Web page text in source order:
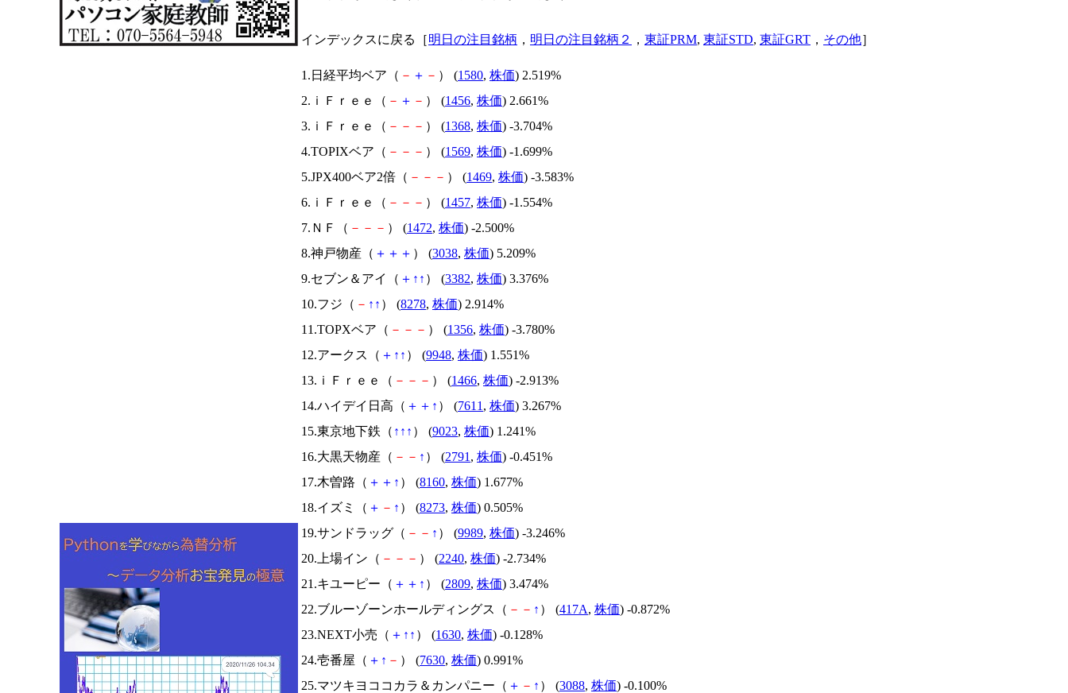
インデックスに戻る［明日の注目銘柄 ， 明日の注目銘柄２ ， 東証PRM, 東証STD, 東証GRT ， その他］
1.日経平均ベア（ － ＋ － ） (1580, 株価) 2.519%
2.ｉＦｒｅｅ（ － ＋ － ） (1456, 株価) 2.661%
3.ｉＦｒｅｅ（ － － － ） (1368, 株価) -3.704%
4.TOPIXベア（ － － － ） (1569, 株価) -1.699%
5.JPX400ベア2倍（ － － － ） (1469, 株価) -3.583%
6.ｉＦｒｅｅ（ － － － ） (1457, 株価) -1.554%
7.ＮＦ（ － － － ） (1472, 株価) -2.500%
8.神戸物産（ ＋ ＋ ＋ ） (3038, 株価) 5.209%
9.セブン＆アイ（ ＋ ↑ ↑ ） (3382, 株価) 3.376%
10.フジ（ － ↑ ↑ ） (8278, 株価) 2.914%
11.TOPXベア（ － － － ） (1356, 株価) -3.780%
12.アークス（ ＋ ↑ ↑ ） (9948, 株価) 1.551%
13.ｉＦｒｅｅ（ － － － ） (1466, 株価) -2.913%
14.ハイデイ日高（ ＋ ＋ ↑ ） (7611 , 株価) 3.267%
15.東京地下鉄（ ↑ ↑ ↑ ） (9023, 株価) 1.241%
16.大黒天物産（ － － ↑ ） (2791 , 株価) -0.451%
17.木曽路（ ＋ ＋ ↑ ） (8160, 株価) 1.677%
18.イズミ（ ＋ － ↑ ） (8273, 株価) 0.505%
19.サンドラッグ（ － － ↑ ） (9989, 株価) -3.246%
20.上場イン（ － － － ） (2240, 株価) -2.734%
21.キユーピー（ ＋ ＋ ↑ ） (2809, 株価) 3.474%
22.ブルーゾーンホールディングス（ － － ↑ ） (417A, 株価) -0.872%
23.NEXT小売（ ＋ ↑ ↑ ） (1630, 株価) -0.128%
24.壱番屋（ ＋ ↑ － ） (7630, 株価) 0.991%
25.マツキヨココカラ＆カンパニー（ ＋ － ↑ ） (3088, 株価) -0.100%